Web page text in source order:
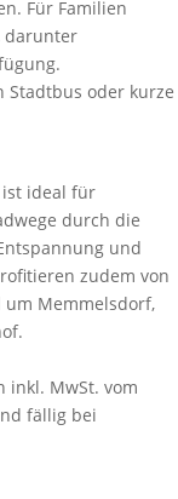
Für Familien
darunter
oder kurze
ideal für
durch die
und
zudem von
Memmelsdorf,
inkl. MwSt. vom
fällig bei